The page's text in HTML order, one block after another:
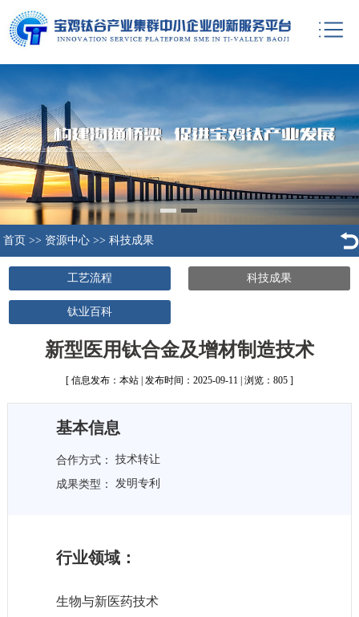
首页 >> 资源中心 >> 科技成果
工艺流程 科技成果
钛业百科
新型医用钛合金及增材制造技术
[ 信息发布：本站 | 发布时间：2025-09-11 | 浏览：805 ]
基本信息
合作方式： 技术转让
成果类型：
发明专利
行业领域：
生物与新医药技术